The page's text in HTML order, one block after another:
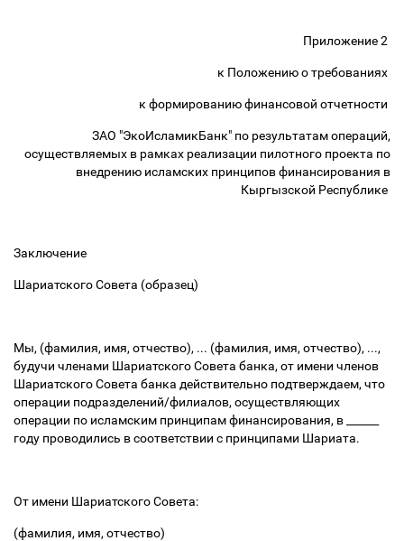
Приложение 2
к Положению о требованиях
к формированию финансовой отчетности
ЗАО "ЭкоИсламикБанк" по результатам операций,
осуществляемых в рамках реализации пилотного проекта по
внедрению исламских принципов финансирования в
Кыргызской Республике
Заключение
Шариатского Совета (образец)
Мы, (фамилия, имя, отчество), ... (фамилия, имя, отчество), ...,
будучи членами Шариатского Совета банка, от имени членов
Шариатского Совета банка действительно подтверждаем, что
операции подразделений/филиалов, осуществляющих
операции по исламским принципам финансирования, в ______
году проводились в соответствии с принципами Шариата.
От имени Шариатского Совета:
(фамилия, имя, отчество)